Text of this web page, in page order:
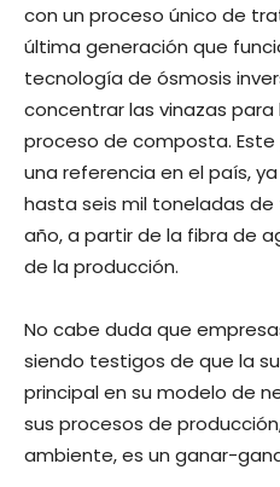
con un proceso único de
última generación que
tecnología de ósmosis
concentrar las vinazas
proceso de composta.
una referencia en el país,
hasta seis mil toneladas
año, a partir de la fibra de
de la producción.
No cabe duda que
siendo testigos de que la
principal en su modelo de
sus procesos de
ambiente, es un ganar-